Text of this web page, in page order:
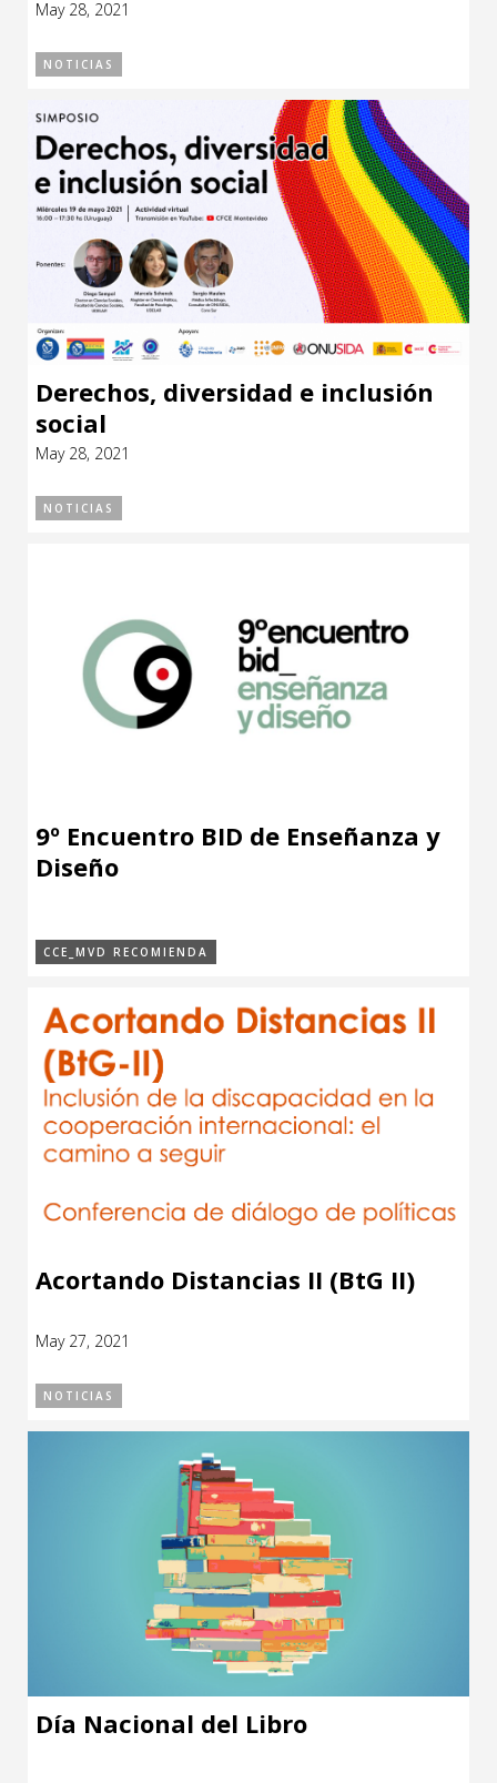
Espacio itinerante de lectura infantil
Formación
Género y Diversidad
Infantil y Juvenil
Letras
Medio Ambiente
Sin categoría
May 28, 2021
NOTICIAS
Derechos, diversidad e inclusión
social
May 28, 2021
NOTICIAS
9º Encuentro BID de Enseñanza y
Diseño
CCE_MVD RECOMIENDA
Acortando Distancias II (BtG II)
May 27, 2021
NOTICIAS
Día Nacional del Libro